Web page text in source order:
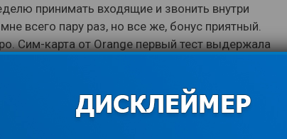
принимать входящие и звонить внутри
всего пару раз, но все же, бонус приятный.
Сим-карта от Orange первый тест выдержала
от отелей и